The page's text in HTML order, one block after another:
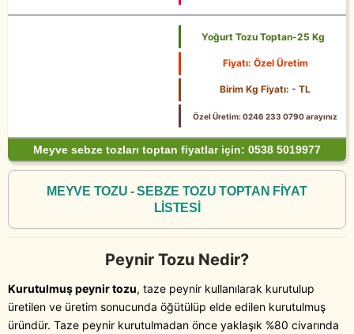
Yoğurt Tozu Toptan-25 Kg
Fiyatı: Özel Üretim
Birim Kg Fiyatı: - TL
Özel Üretim: 0246 233 0790 arayınız
Meyve sebze tozları toptan fiyatlar için: 0538 5019977
MEYVE TOZU - SEBZE TOZU TOPTAN FİYAT
LİSTESİ
Peynir Tozu Nedir?
Kurutulmuş peynir tozu, taze peynir kullanılarak kurutulup
üretilen ve üretim sonucunda öğütülüp elde edilen kurutulmuş
üründür. Taze peynir kurutulmadan önce yaklaşık %80 civarında